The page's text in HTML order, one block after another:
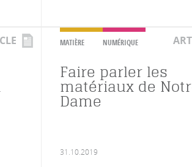
MATIÈRE NUMÉRIQUE
Faire parler les
matériaux de
Dame
31.10.2019